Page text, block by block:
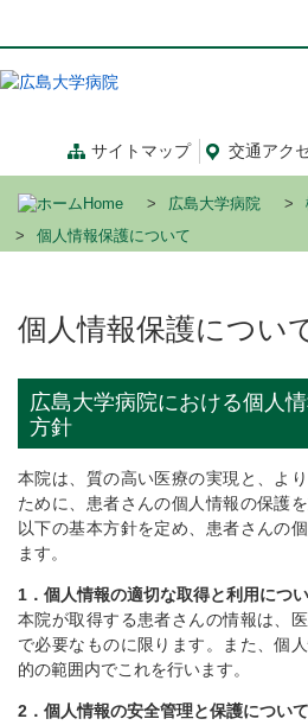
コ
移
サイトマップ 交通アク
Home 広島大学病院
個人情報保護について
個人情報保護につい
広島大学病院における個人
方針
本院は、質の高い医療の実現と、よ
ために、患者さんの個人情報の保護
以下の基本方針を定め、患者さんの
ます。
1．個人情報の適切な取得と利用につ
本院が取得する患者さんの情報は、
で必要なものに限ります。また、個
的の範囲内でこれを行います。
2．個人情報の安全管理と保護について